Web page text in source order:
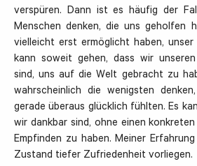
verspüren. Dann ist es häufig der
Menschen denken, die uns geholfen
vielleicht erst ermöglicht haben,
kann soweit gehen, dass wir
sind, uns auf die Welt gebracht zu
wahrscheinlich die wenigsten
gerade überaus glücklich fühlten. Es
wir dankbar sind, ohne einen
Empfinden zu haben. Meiner
Zustand tiefer Zufriedenheit vorliegen.